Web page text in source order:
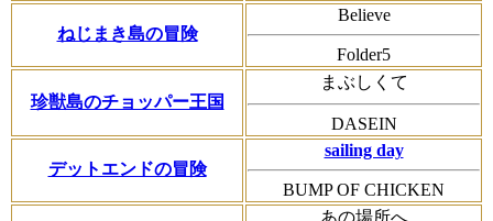
ねじまき島の冒険
Believe
Folder5
珍獣島のチョッパー王国
まぶしくて
DASEIN
デットエンドの冒険
sailing day
BUMP OF CHICKEN
あの場所へ